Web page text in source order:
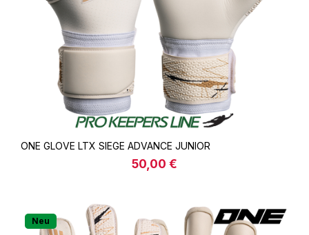
ONE GLOVE LTX SIEGE ADVANCE JUNIOR
Regulärer Preis:
50,00 €
Neu